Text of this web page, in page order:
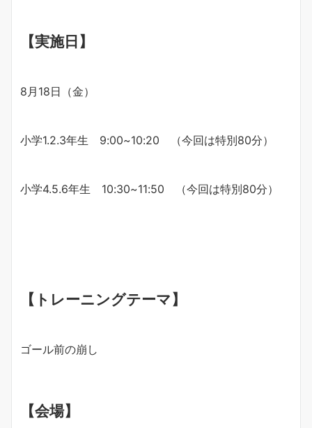
【実施日】
8月18日（金）
小学1.2.3年生 9:00~10:20 （今回は特別80分）
小学4.5.6年生 10:30~11:50 （今回は特別80分）
【トレーニングテーマ】
ゴール前の崩し
【会場】